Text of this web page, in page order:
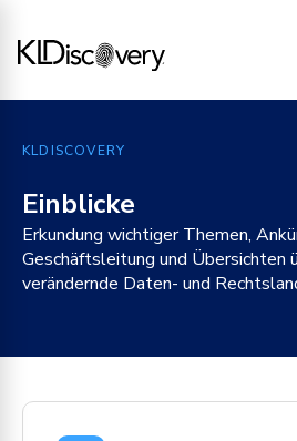
KLDISCOVERY
Einblicke
Erkundung wichtiger Themen,
Geschäftsleitung und Übersichten
verändernde Daten- und